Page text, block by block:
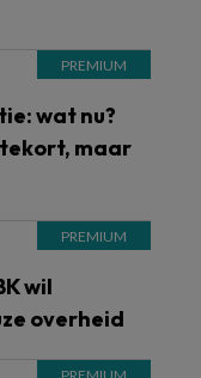
wat nu?
maar
wil
overheid